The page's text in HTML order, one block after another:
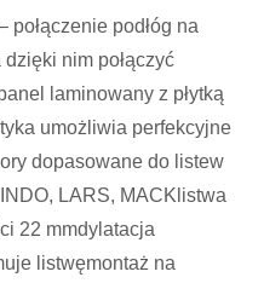
podłóg na
nim połączyć
laminowany z płytką
umożliwia perfekcyjne
dopasowane do listew
LARS, MACKlistwa
22 mmdylatacja
listwęmontaż na